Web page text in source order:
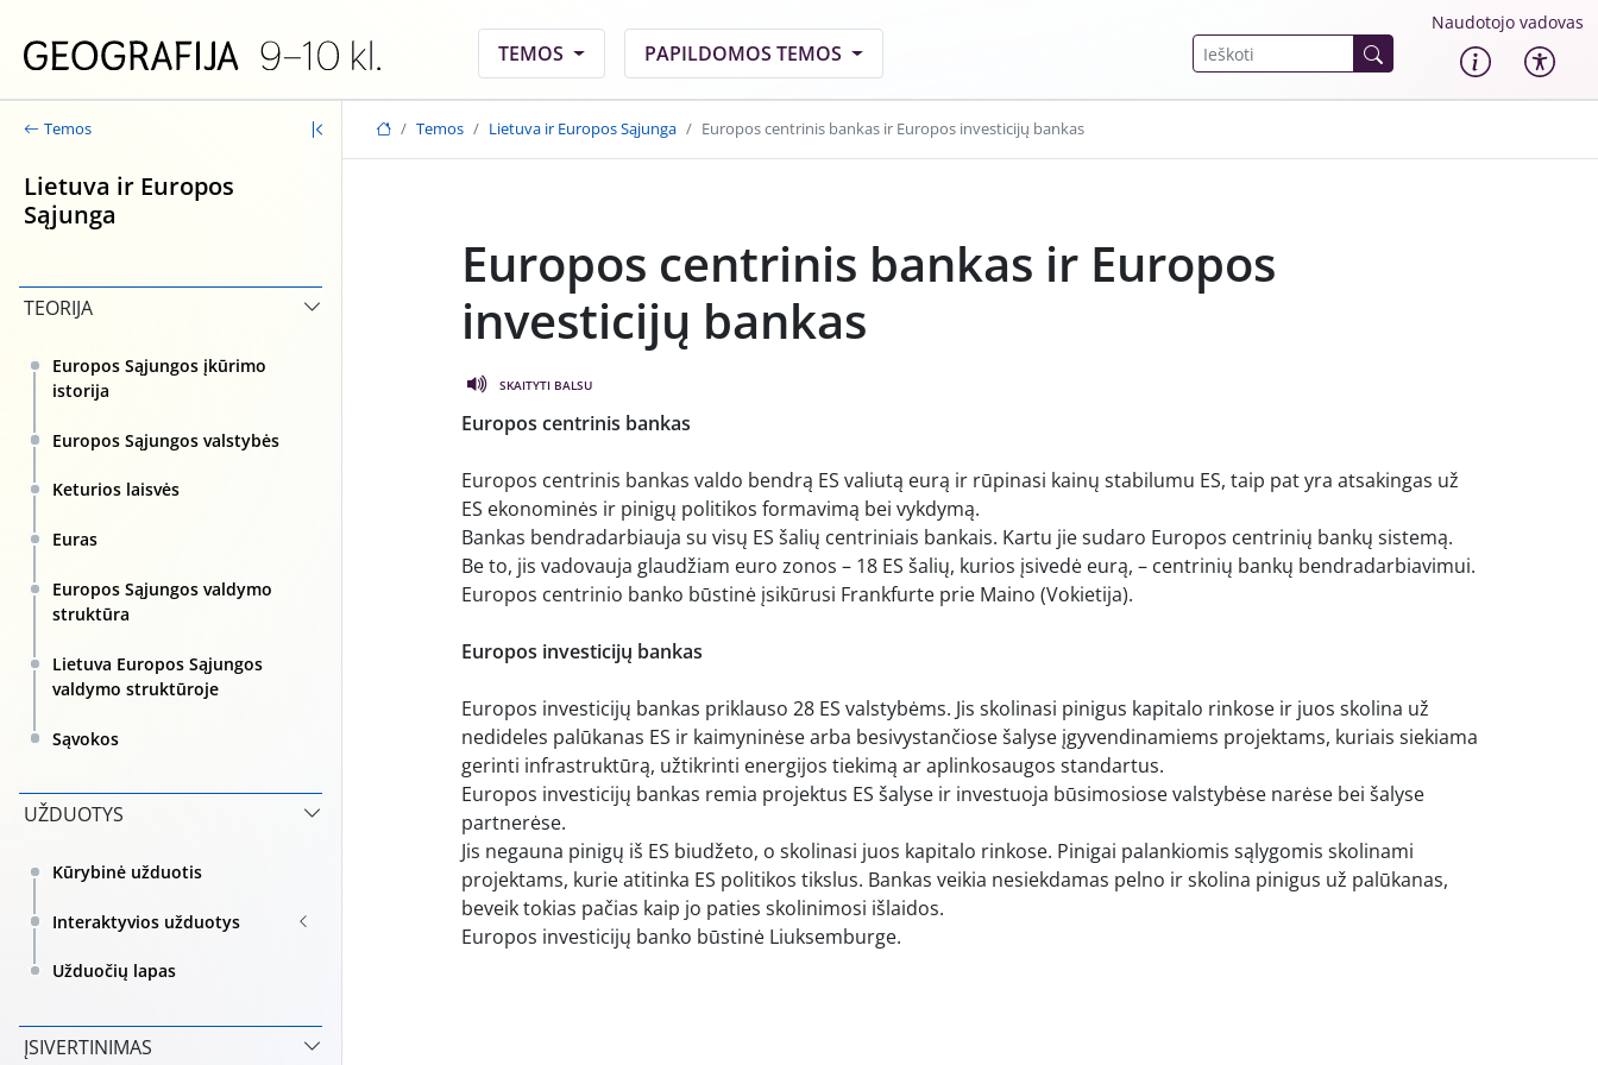
TEMOS
PAPILDOMOS TEMOS
Naudotojo vadovas
Temos
Lietuva ir Europos
Sąjunga
TEORIJA
Europos Sąjungos įkūrimo
istorija
Europos Sąjungos valstybės
Keturios laisvės
Euras
Europos Sąjungos valdymo
struktūra
Lietuva Europos Sąjungos
valdymo struktūroje
Sąvokos
UŽDUOTYS
Kūrybinė užduotis
Interaktyvios užduotys
Užduočių lapas
ĮSIVERTINIMAS
Temos Lietuva ir Europos Sąjunga Europos centrinis bankas ir Europos investicijų bankas
Europos centrinis bankas ir Europos
investicijų bankas
SKAITYTI BALSU
Europos centrinis bankas
Europos centrinis bankas valdo bendrą ES valiutą eurą ir rūpinasi kainų stabilumu ES, taip pat yra atsakingas už
ES ekonominės ir pinigų politikos formavimą bei vykdymą.
Bankas bendradarbiauja su visų ES šalių centriniais bankais. Kartu jie sudaro Europos centrinių bankų sistemą.
Be to, jis vadovauja glaudžiam euro zonos – 18 ES šalių, kurios įsivedė eurą, – centrinių bankų bendradarbiavimui.
Europos centrinio banko būstinė įsikūrusi Frankfurte prie Maino (Vokietija).
Europos investicijų bankas
Europos investicijų bankas priklauso 28 ES valstybėms. Jis skolinasi pinigus kapitalo rinkose ir juos skolina už
nedideles palūkanas ES ir kaimyninėse arba besivystančiose šalyse įgyvendinamiems projektams, kuriais siekiama
gerinti infrastruktūrą, užtikrinti energijos tiekimą ar aplinkosaugos standartus.
Europos investicijų bankas remia projektus ES šalyse ir investuoja būsimosiose valstybėse narėse bei šalyse
partnerėse.
Jis negauna pinigų iš ES biudžeto, o skolinasi juos kapitalo rinkose. Pinigai palankiomis sąlygomis skolinami
projektams, kurie atitinka ES politikos tikslus. Bankas veikia nesiekdamas pelno ir skolina pinigus už palūkanas,
beveik tokias pačias kaip jo paties skolinimosi išlaidos.
Europos investicijų banko būstinė Liuksemburge.